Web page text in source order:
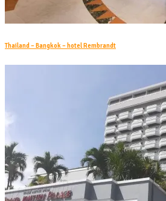
Thailand – Bangkok – hotel Rembrandt